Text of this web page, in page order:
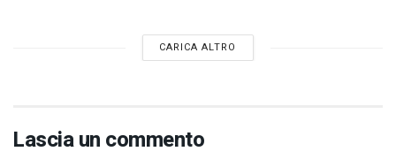
CARICA ALTRO
Lascia un commento